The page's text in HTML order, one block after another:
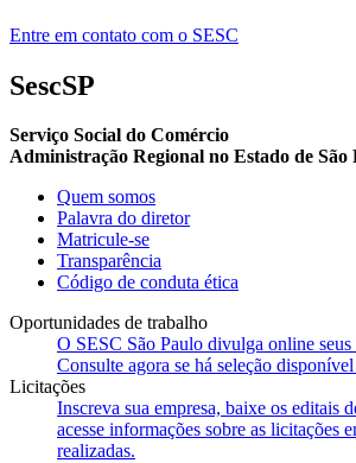
Entre em contato com o SESC
SescSP
Serviço Social do Comércio
Administração Regional no Estado de São
Quem somos
Palavra do diretor
Matricule-se
Transparência
Código de conduta ética
Oportunidades de trabalho
O SESC São Paulo divulga online seus
Consulte agora se há seleção disponível
Licitações
Inscreva sua empresa, baixe os editais
acesse informações sobre as licitações
realizadas.